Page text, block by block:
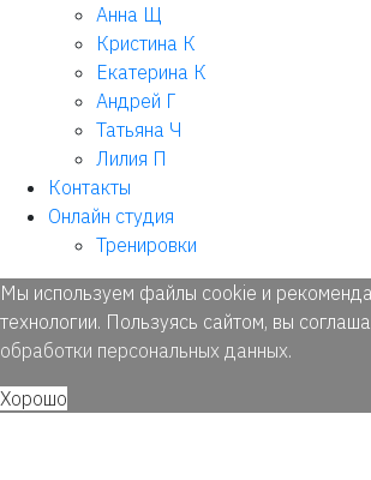
Анна Щ
Кристина К
Екатерина К
Андрей Г
Татьяна Ч
Лилия П
Контакты
Онлайн студия
Тренировки
Мы используем файлы cookie и
технологии. Пользуясь сайтом, вы
обработки персональных данных.
Хорошо